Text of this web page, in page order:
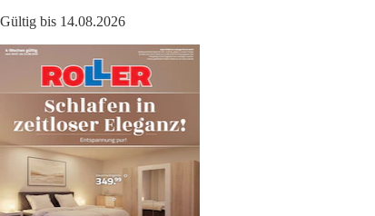
Gültig bis 14.08.2026